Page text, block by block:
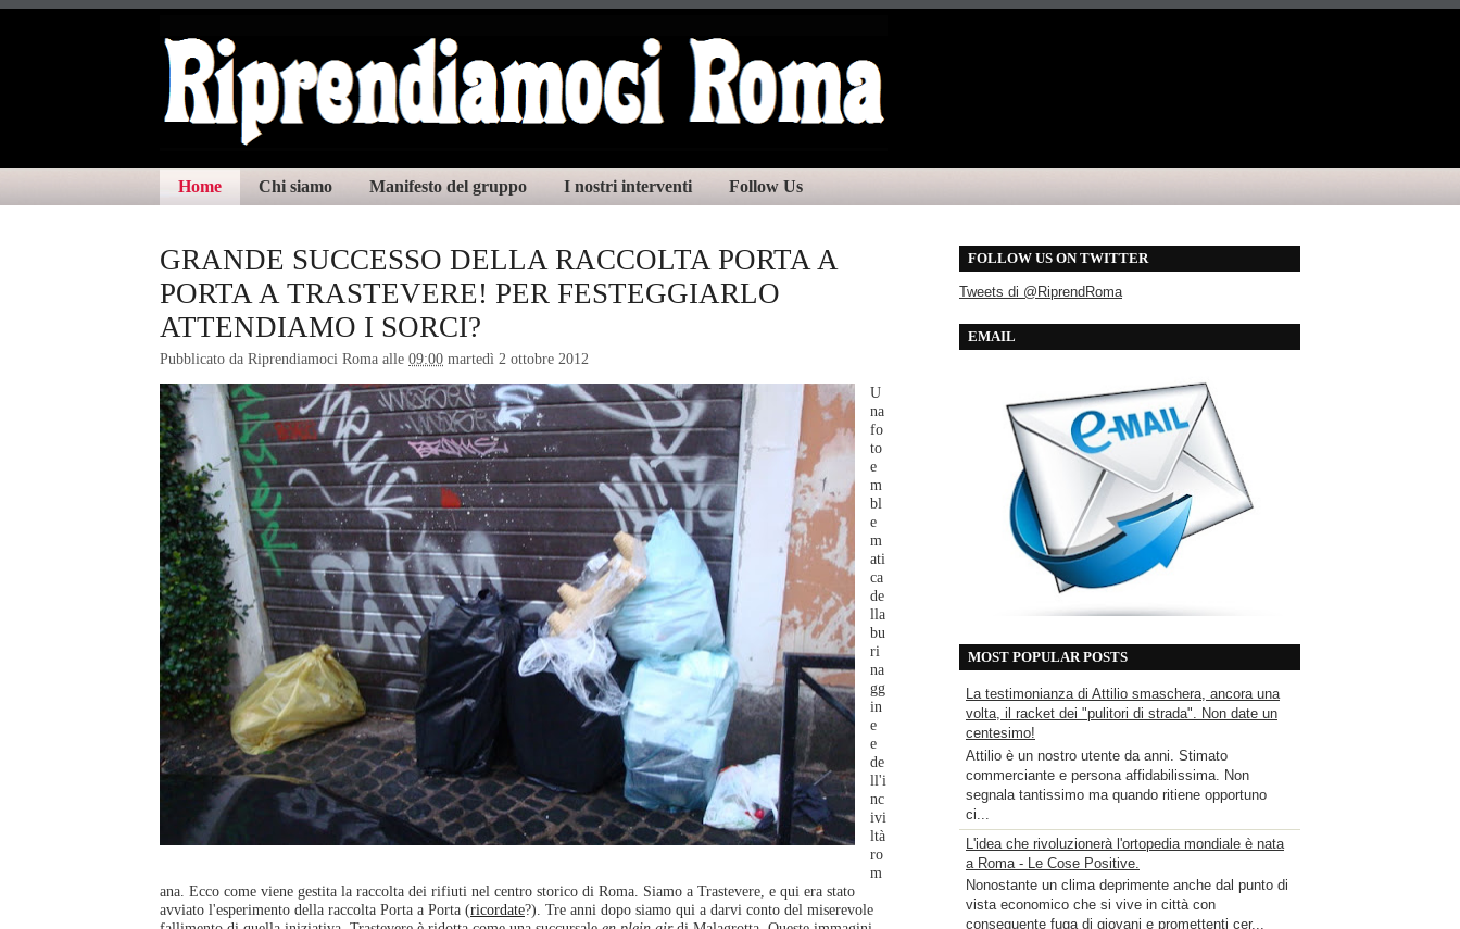
Home Chi siamo Manifesto del gruppo I nostri interventi Follow Us
GRANDE SUCCESSO DELLA RACCOLTA PORTA A
PORTA A TRASTEVERE! PER FESTEGGIARLO
ATTENDIAMO I SORCI?
Pubblicato da Riprendiamoci Roma alle 09:00 martedì 2 ottobre 2012
U
na
fo
to
e
m
bl
e
m
ati
ca
de
lla
bu
ri
na
gg
in
e
e
de
ll'i
nc
ivi
ltà
ro
m
ana. Ecco come viene gestita la raccolta dei rifiuti nel centro storico di Roma. Siamo a Trastevere, e qui era stato
avviato l'esperimento della raccolta Porta a Porta (ricordate?). Tre anni dopo siamo qui a darvi conto del miserevole
FOLLOW US ON TWITTER
Tweets di @RiprendRoma
EMAIL
MOST POPULAR POSTS
La testimonianza di Attilio smaschera, ancora una
volta, il racket dei "pulitori di strada". Non date un
centesimo!
Attilio è un nostro utente da anni. Stimato
commerciante e persona affidabilissima. Non
segnala tantissimo ma quando ritiene opportuno
ci...
L'idea che rivoluzionerà l'ortopedia mondiale è nata
a Roma - Le Cose Positive.
Nonostante un clima deprimente anche dal punto di
vista economico che si vive in città con
conseguente fuga di giovani e promettenti cer...